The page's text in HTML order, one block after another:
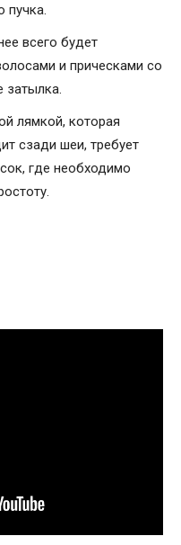
пучка.
всего будет
и прическами со
затылка.
лямкой, которая
сзади шеи, требует
где необходимо